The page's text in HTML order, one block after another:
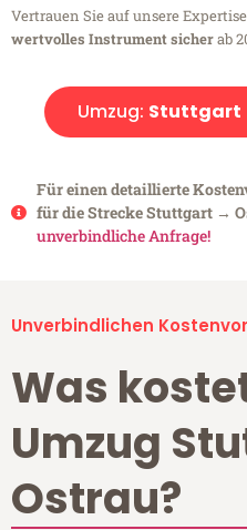
Vertrauen Sie auf unsere
wertvolles Instrument sicherab
Umzug: Stuttgart
Für einen detaillierte
für die Strecke Stuttgart →
unverbindliche Anfrage!
Unverbindlichen
Was
Umzug
Ostrau?